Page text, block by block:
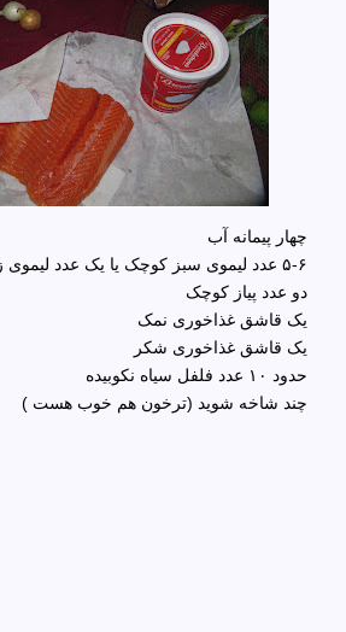
چهار پیمانه آب
۵-۶ عدد لیموی سبز کوچک یا یک عدد لیموی زرد بزرگ
دو عدد پیاز کوچک
یک قاشق غذاخوری نمک
یک قاشق غذاخوری شکر
حدود ۱۰ عدد فلفل سیاه نکوبیده
چند شاخه شوید (ترخون هم خوب هست )